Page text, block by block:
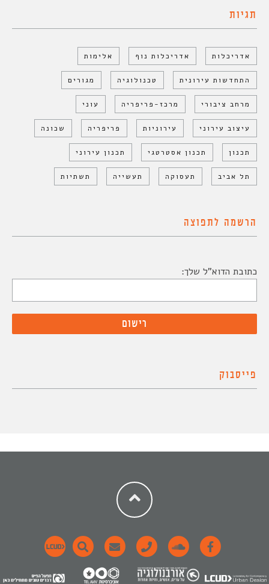
תגיות
אדריכלות אדריכלות נוף אלימות
התחדשות עירונית טכנולוגיה מגורים
מרחב ציבורי מרכז-פריפריה עוני
עיצוב עירוני עירוניות פריפריה שכונה
תכנון תכנון אסטרטגי תכנון עירוני
תל אביב תעסוקה תעשייה תשתיות
הרשמה לתפוצה
כתובת הדוא"ל שלך:
פייסבוק